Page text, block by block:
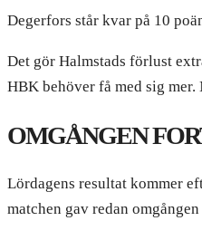
Degerfors står kvar på 10
Det gör Halmstads förlust
HBK behöver få med sig
OMGÅNGEN
Lördagens resultat kommer
matchen gav redan